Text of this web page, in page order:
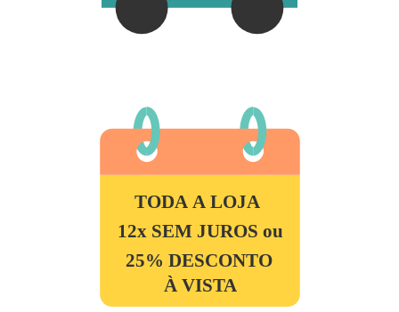
TODA A LOJA
12x SEM JUROS ou
25% DESCONTO
À VISTA